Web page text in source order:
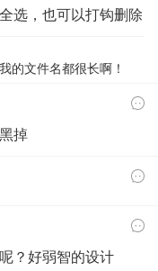
选，也可以打钩删除
的文件名都很长啊！
掉
？好弱智的设计